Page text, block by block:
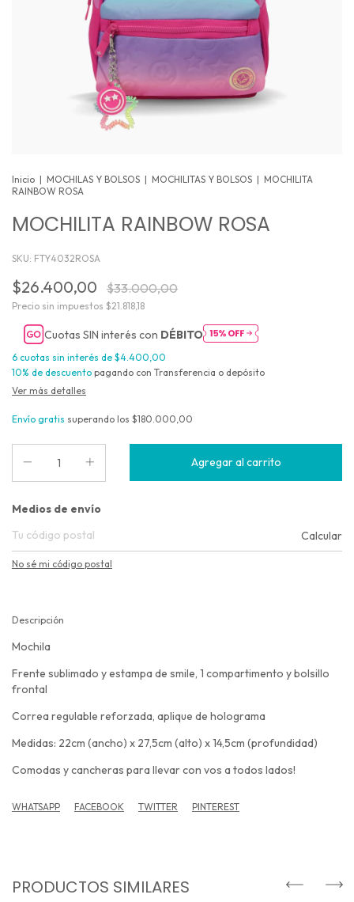
Inicio | MOCHILAS Y BOLSOS | MOCHILITAS Y BOLSOS | MOCHILITA
RAINBOW ROSA
MOCHILITA RAINBOW ROSA
SKU: FTY4032ROSA
$26.400,00 $33.000,00
Precio sin impuestos $21.818,18
Cuotas SIN interés con DÉBITO
6 cuotas sin interés de $4.400,00
10% de descuento pagando con Transferencia o depósito
Ver más detalles
Envío gratis superando los $180.000,00
Entregas para el CP:
Medios de envío
Calcular
No sé mi código postal
Descripción
Mochila
Frente sublimado y estampa de smile, 1 compartimento y bolsillo
frontal
Correa regulable reforzada, aplique de holograma
Medidas: 22cm (ancho) x 27,5cm (alto) x 14,5cm (profundidad)
Comodas y cancheras para llevar con vos a todos lados!
WHATSAPP FACEBOOK TWITTER PINTEREST
PRODUCTOS SIMILARES